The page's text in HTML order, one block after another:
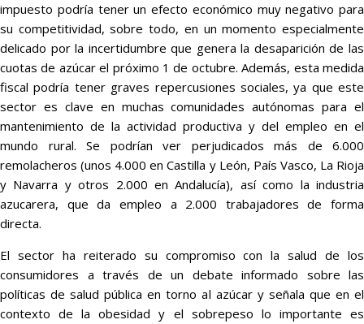
impuesto podría tener un efecto económico muy negativo para
su competitividad, sobre todo, en un momento especialmente
delicado por la incertidumbre que genera la desaparición de las
cuotas de azúcar el próximo 1 de octubre. Además, esta medida
fiscal podría tener graves repercusiones sociales, ya que este
sector es clave en muchas comunidades autónomas para el
mantenimiento de la actividad productiva y del empleo en el
mundo rural. Se podrían ver perjudicados más de 6.000
remolacheros (unos 4.000 en Castilla y León, País Vasco, La Rioja
y Navarra y otros 2.000 en Andalucía), así como la industria
azucarera, que da empleo a 2.000 trabajadores de forma
directa.
El sector ha reiterado su compromiso con la salud de los
consumidores a través de un debate informado sobre las
políticas de salud pública en torno al azúcar y señala que en el
contexto de la obesidad y el sobrepeso lo importante es